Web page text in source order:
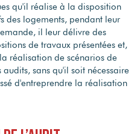
qu'il réalise à la disposition
des logements, pendant leur
il leur délivre des
de travaux présentées et,
réalisation de scénarios de
sans qu'il soit nécessaire
d'entreprendre la réalisation